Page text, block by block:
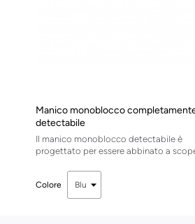
Manico monoblocco
detectabile
Il manico monoblocco detectabile è
progettato per essere abbinato a
Colore